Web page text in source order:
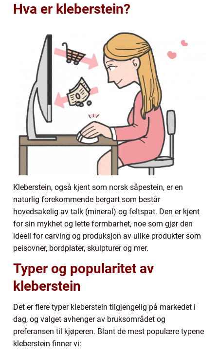
Hva er kleberstein?
Kleberstein, også kjent som norsk såpestein, er en
naturlig forekommende bergart som består
hovedsakelig av talk (mineral) og feltspat. Den er kjent
for sin mykhet og lette formbarhet, noe som gjør den
ideell for carving og produksjon av ulike produkter som
peisovner, bordplater, skulpturer og mer.
Typer og popularitet av
kleberstein
Det er flere typer kleberstein tilgjengelig på markedet i
dag, og valget avhenger av bruksområdet og
preferansen til kjøperen. Blant de mest populære typene
kleberstein finner vi: